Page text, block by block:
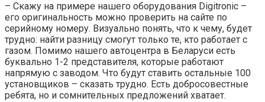
– Скажу на примере нашего оборудования Digitronic –
его оригинальность можно проверить на сайте по
серийному номеру. Визуально понять, что к чему, будет
трудно: найти разницу смогут только те, кто работает с
газом. Помимо нашего автоцентра в Беларуси есть
буквально 1-2 представителя, которые работают
напрямую с заводом. Что будут ставить остальные 100
установщиков – сказать трудно. Есть добросовестные
ребята, но и сомнительных предложений хватает.